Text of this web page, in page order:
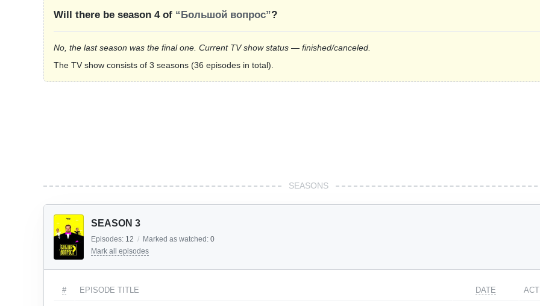
Will there be season 4 of “Большой вопрос”?
No, the last season was the final one. Current TV show status — finished/canceled.
The TV show consists of 3 seasons (36 episodes in total).
SEASONS
SEASON 3
Episodes: 12 / Marked as watched: 0
Mark all episodes
# EPISODE TITLE DATE